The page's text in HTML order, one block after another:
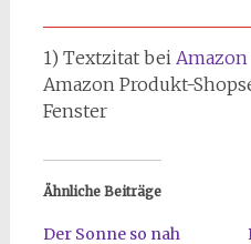
1) Textzitat bei Amazon
Amazon Produkt-
Fenster
Ähnliche Beiträge
Der Sonne so nah